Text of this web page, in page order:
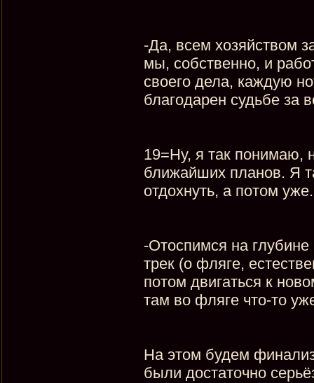
-Да, всем хозяйством
мы, собственно, и
своего дела, каждую
благодарен судьбе за
19=Ну, я так понимаю,
ближайших планов. Я
отдохнуть, а потом
-Отоспимся на
трек (о фляге,
потом двигаться к
там во фляге что-то
На этом будем
были достаточно